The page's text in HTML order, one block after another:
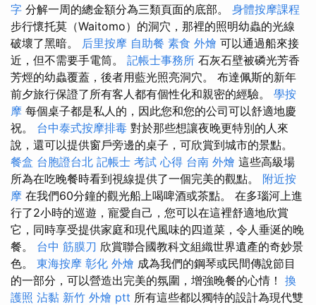
字 分解一周的總金額分為三類頁面的底部。 身體按摩課程
步行懷托莫（Waitomo）的洞穴，那裡的照明幼蟲的光線
破壞了黑暗。 后里按摩 自助餐 素食 外燴 可以通過船來接
近，但不需要手電筒。 記帳士事務所 石灰石壁被磷光芳香
芳烴的幼蟲覆蓋，後者用藍光照亮洞穴。 布達佩斯的新年
前夕旅行保證了所有客人都有個性化和親密的經驗。 學按
摩 每個桌子都是私人的，因此您和您的公司可以舒適地慶
祝。 台中泰式按摩排毒 對於那些想讓夜晚更特別的人來
說，還可以提供窗戶旁邊的桌子，可欣賞到城市的景點。
餐盒 台胞證台北 記帳士 考試 心得 台南 外燴 這些高級場
所為在吃晚餐時看到視線提供了一個完美的觀點。 附近按
摩 在我們60分鐘的觀光船上喝啤酒或茶點。 在多瑙河上進
行了2小時的巡遊，寵愛自己，您可以在這裡舒適地欣賞
它，同時享受提供家庭和現代風味的四道菜，令人垂涎的晚
餐。 台中 筋膜刀 欣賞聯合國教科文組織世界遺產的奇妙景
色。 東海按摩 彰化 外燴 成為我們的鋼琴或民間傳說節目
的一部分，可以營造出完美的氛圍，增強晚餐的心情！ 換
護照 沾黏 新竹 外燴 ptt 所有這些都以獨特的設計為現代雙